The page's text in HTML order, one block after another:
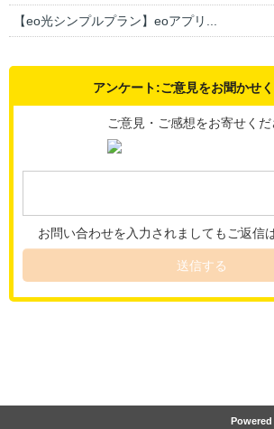
【eo光シンプルプラン】eoアプリ...
アンケート:ご意見をお聞かせ
ご意見・ご感想をお寄せく
お問い合わせを入力されましてもご返信
送信する